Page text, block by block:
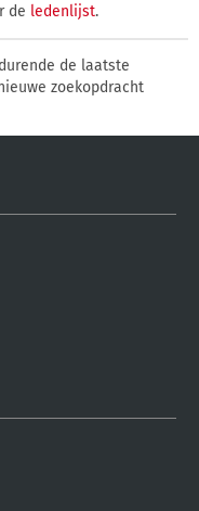
de ledenlijst.
de laatste
zoekopdracht